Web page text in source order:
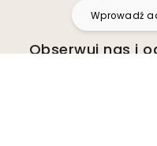
Obserwuj nas i